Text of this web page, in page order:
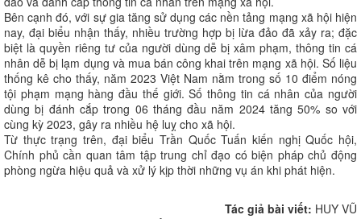
Bên cạnh đó, với sự gia tăng sử dụng các nền tảng mạng xã hội hiện
nay, đại biểu nhận thấy, nhiều trường hợp bị lừa đảo đã xảy ra; đặc
biệt là quyền riêng tư của người dùng dễ bị xâm phạm, thông tin cá
nhân dễ bị lạm dụng và mua bán công khai trên mạng xã hội. Số liệu
thống kê cho thấy, năm 2023 Việt Nam nằm trong số 10 điểm nóng
tội phạm mạng hàng đầu thế giới. Số thông tin cá nhân của người
dùng bị đánh cắp trong 06 tháng đầu năm 2024 tăng 50% so với
cùng kỳ 2023, gây ra nhiều hệ luỵ cho xã hội.
Từ thực trạng trên, đại biểu Trần Quốc Tuấn kiến nghị Quốc hội,
Chính phủ cần quan tâm tập trung chỉ đạo có biện pháp chủ động
phòng ngừa hiệu quả và xử lý kịp thời những vụ án khi phát hiện.
Tác giả bài viết: HUY VŨ